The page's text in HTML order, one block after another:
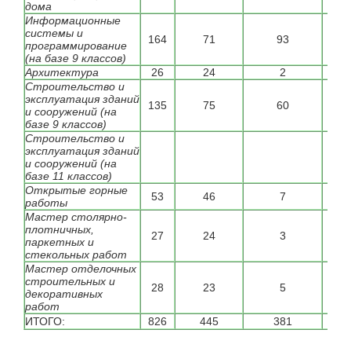
дома
Информационные
системы и
программирование
(на базе 9 классов)
164 71 93
Архитектура 26 24 2
Строительство и
эксплуатация зданий
и сооружений (на
базе 9 классов)
135 75 60
Строительство и
эксплуатация зданий
и сооружений (на
базе 11 классов)
Открытые горные
работы
53 46 7
Мастер столярно-
плотничных,
паркетных и
стекольных работ
27 24 3
Мастер отделочных
строительных и
декоративных
работ
28 23 5
ИТОГО: 826 445 381